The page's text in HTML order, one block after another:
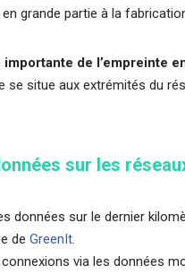
grande partie à la
de l’empreinte
se situe aux extrémités du
sur les
données sur le dernier
de GreenIt.
via les données